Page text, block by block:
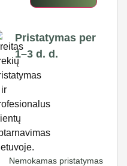
Pristatymas per
1–3 d. d.
Nemokamas pristatymas